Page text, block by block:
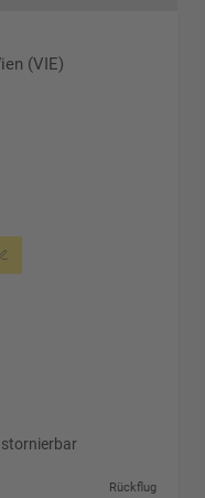
(VIE)
stornierbar
Rückflug